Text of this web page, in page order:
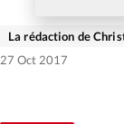
La rédaction de
27 Oct 2017